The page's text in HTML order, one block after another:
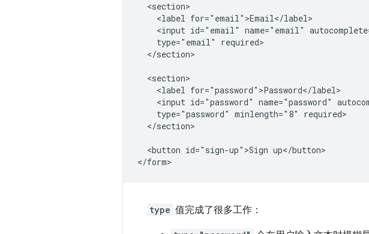
  <section>
    <label for="email">Email</label>
<input id="email" name="email"
    type="email" required>
  </section>
  <section>
    <label for="password">Password</label>
<input id="password" name="password"
    type="password" minlength="8" required>
  </section>
  <button id="sign-up">Sign up</button>
type 值完成了很多工作：